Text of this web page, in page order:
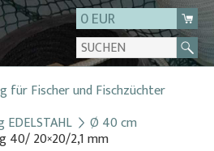
0 EUR
für Fischer und Fischzüchter
Ø 40 cm
40/ 20×20/2,1 mm